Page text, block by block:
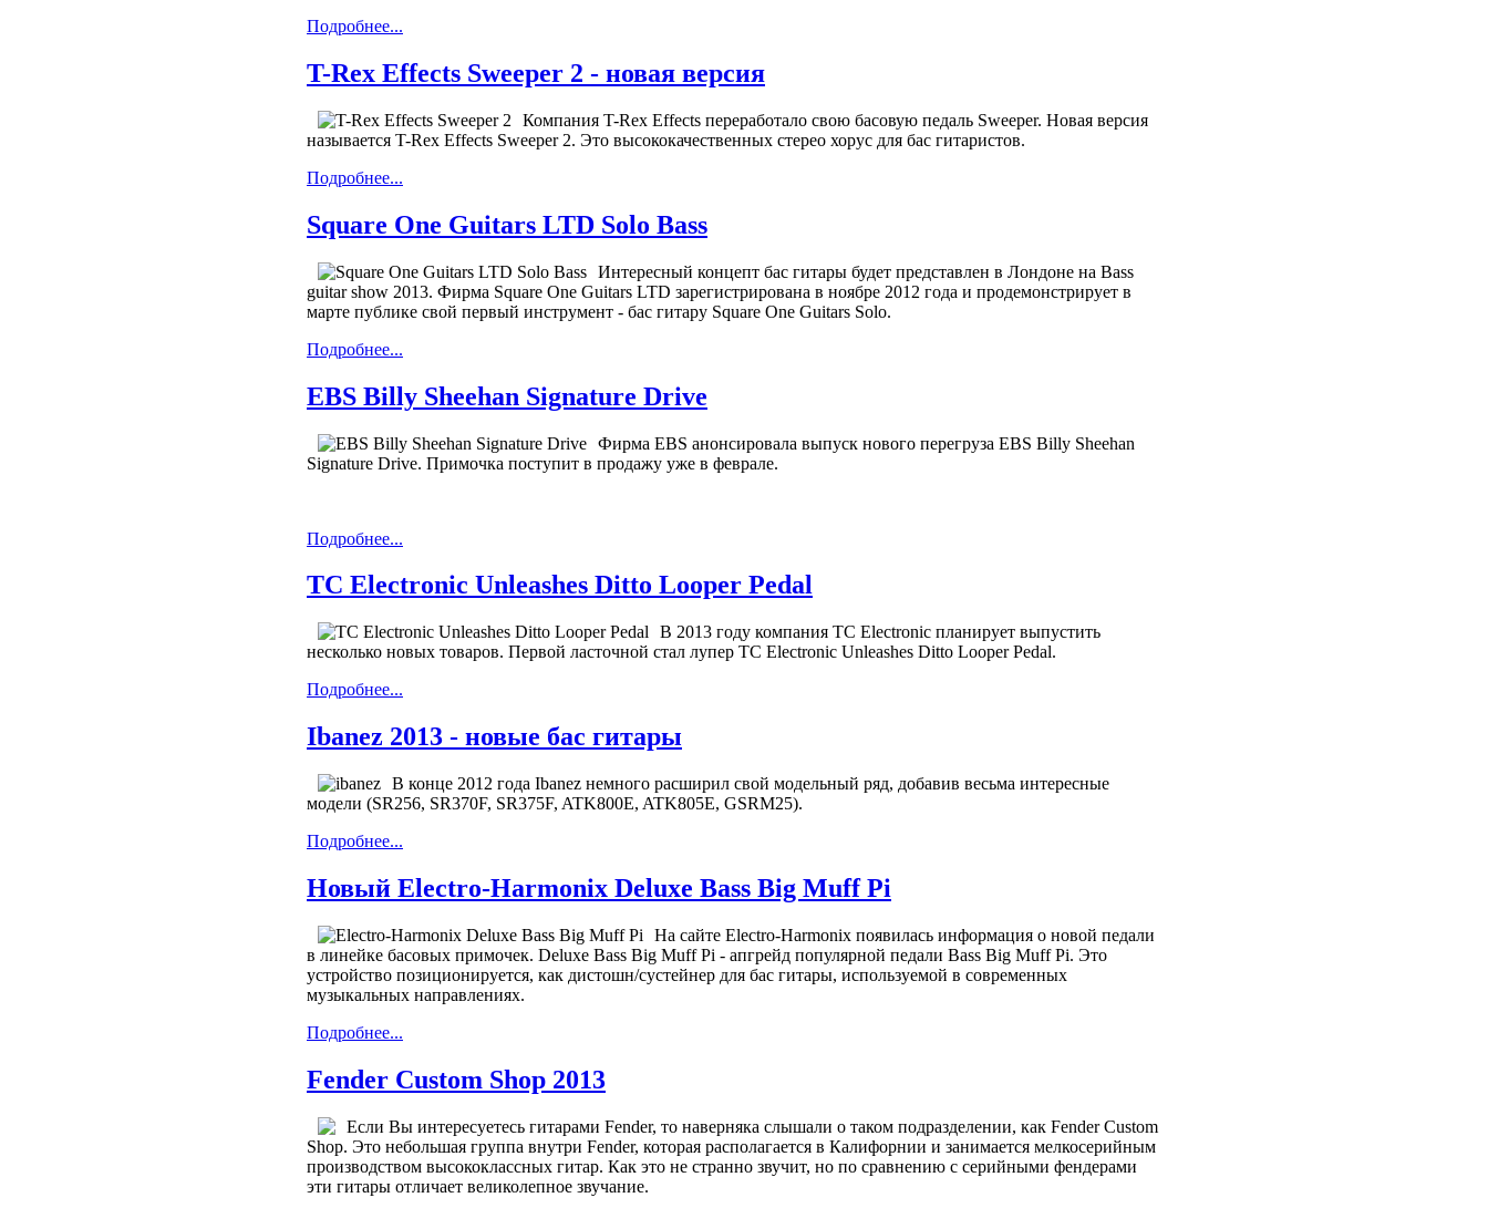
Подробнее...
T-Rex Effects Sweeper 2 - новая версия
Компания T-Rex Effects переработало свою басовую педаль Sweeper. Новая версия
называется T-Rex Effects Sweeper 2. Это высококачественных стерео хорус для бас гитаристов.
Подробнее...
Square One Guitars LTD Solo Bass
Интересный концепт бас гитары будет представлен в Лондоне на Bass
guitar show 2013. Фирма Square One Guitars LTD зарегистрирована в ноябре 2012 года и продемонстрирует в
марте публике свой первый инструмент - бас гитару Square One Guitars Solo.
Подробнее...
EBS Billy Sheehan Signature Drive
Фирма EBS анонсировала выпуск нового перегруза EBS Billy Sheehan
Signature Drive. Примочка поступит в продажу уже в феврале.
Подробнее...
TC Electronic Unleashes Ditto Looper Pedal
В 2013 году компания TC Electronic планирует выпустить
несколько новых товаров. Первой ласточной стал лупер TC Electronic Unleashes Ditto Looper Pedal.
Подробнее...
Ibanez 2013 - новые бас гитары
В конце 2012 года Ibanez немного расширил свой модельный ряд, добавив весьма интересные
модели (SR256, SR370F, SR375F, ATK800E, ATK805E, GSRM25).
Подробнее...
Новый Electro-Harmonix Deluxe Bass Big Muff Pi
На сайте Electro-Harmonix появилась информация о новой педали
в линейке басовых примочек. Deluxe Bass Big Muff Pi - апгрейд популярной педали Bass Big Muff Pi. Это
устройство позиционируется, как дистошн/сустейнер для бас гитары, используемой в современных
музыкальных направлениях.
Подробнее...
Fender Custom Shop 2013
Если Вы интересуетесь гитарами Fender, то наверняка слышали о таком подразделении, как Fender Custom
Shop. Это небольшая группа внутри Fender, которая располагается в Калифорнии и занимается мелкосерийным
производством высококлассных гитар. Как это не странно звучит, но по сравнению с серийными фендерами
эти гитары отличает великолепное звучание.